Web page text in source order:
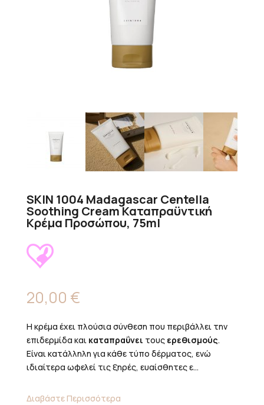
SKIN 1004 Madagascar Centella
Soothing Cream Καταπραϋντική
Κρέμα Προσώπου, 75ml
20,00 €
Η κρέμα έχει πλούσια σύνθεση που περιβάλλει την
επιδερμίδα και καταπραΰνει τους ερεθισμούς.
Είναι κατάλληλη για κάθε τύπο δέρματος, ενώ
ιδιαίτερα ωφελεί τις ξηρές, ευαίσθητες ε...
Διαβάστε Περισσότερα